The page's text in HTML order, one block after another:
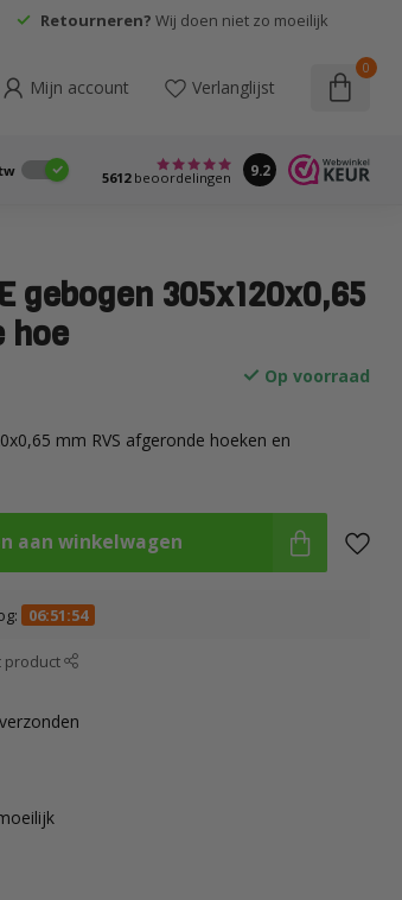
Retourneren? Wij doen niet zo moeilijk
Mijn account Verlanglijst
0
5612beoordelingen 9.2
gebogen 305x120x0,65
hoe
Op voorraad
mm RVS afgeronde hoeken en
aan winkelwagen
06:51:53
product